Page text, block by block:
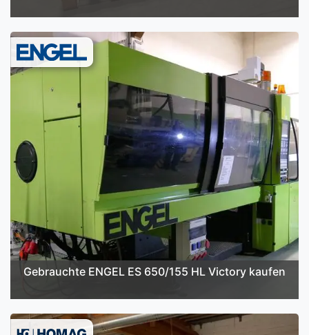
Gebrauchte ENGEL ES 650/155 HL Victory kaufen